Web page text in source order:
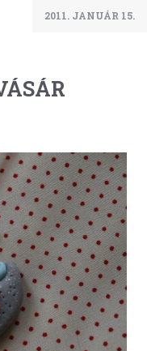
2011. JANUÁR 15.